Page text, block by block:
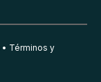
Términos y